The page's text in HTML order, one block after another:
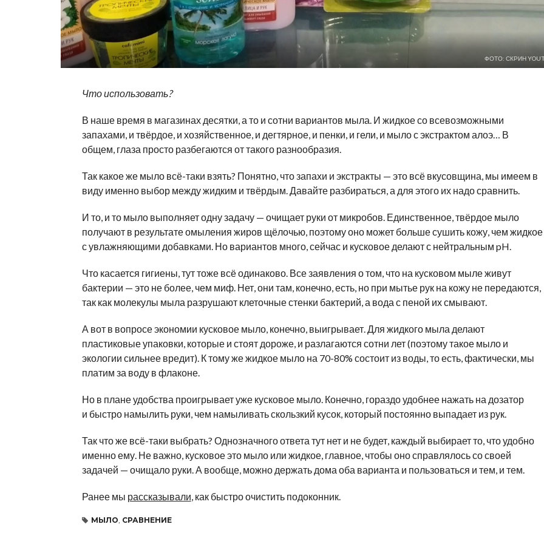
ФОТО: СКРИН
Что использовать?
В наше время в магазинах десятки, а то и сотни вариантов мыла. И жидкое со всевозможными
запахами, и твёрдое, и хозяйственное, и дегтярное, и пенки, и гели, и мыло с экстрактом алоэ… В
общем, глаза просто разбегаются от такого разнообразия.
Так какое же мыло всё-таки взять? Понятно, что запахи и экстракты — это всё вкусовщина, мы имеем в
виду именно выбор между жидким и твёрдым. Давайте разбираться, а для этого их надо сравнить.
И то, и то мыло выполняет одну задачу — очищает руки от микробов. Единственное, твёрдое мыло
получают в результате омыления жиров щёлочью, поэтому оно может больше сушить кожу, чем жидкое
с увлажняющими добавками. Но вариантов много, сейчас и кусковое делают с нейтральным pH.
Что касается гигиены, тут тоже всё одинаково. Все заявления о том, что на кусковом мыле живут
бактерии — это не более, чем миф. Нет, они там, конечно, есть, но при мытье рук на кожу не передаются,
так как молекулы мыла разрушают клеточные стенки бактерий, а вода с пеной их смывают.
А вот в вопросе экономии кусковое мыло, конечно, выигрывает. Для жидкого мыла делают
пластиковые упаковки, которые и стоят дороже, и разлагаются сотни лет (поэтому такое мыло и
экологии сильнее вредит). К тому же жидкое мыло на 70-80% состоит из воды, то есть, фактически, мы
платим за воду в флаконе.
Но в плане удобства проигрывает уже кусковое мыло. Конечно, гораздо удобнее нажать на дозатор
и быстро намылить руки, чем намыливать скользкий кусок, который постоянно выпадает из рук.
Так что же всё-таки выбрать? Однозначного ответа тут нет и не будет, каждый выбирает то, что удобно
именно ему. Не важно, кусковое это мыло или жидкое, главное, чтобы оно справлялось со своей
задачей — очищало руки. А вообще, можно держать дома оба варианта и пользоваться и тем, и тем.
Ранее мы рассказывали, как быстро очистить подоконник.
МЫЛО СРАВНЕНИЕ